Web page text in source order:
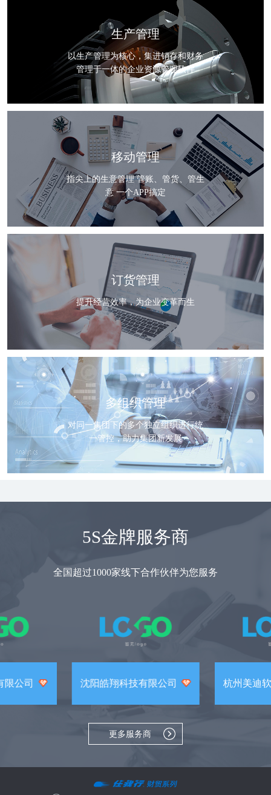
生产管理
以生产管理为核心，集进销存和财务
管理于一体的企业资源管理软件
移动管理
指尖上的生意管理 管账、管货、管生
意 一个APP搞定
订货管理
提升经营效率，为企业变革而生
多组织管理
对同一集团下的多个独立组织进行统
一管控，助力集团新发展
5S金牌服务商
全国超过1000家线下合作伙伴为您服务
限公司 沈阳皓翔科技有限公司 杭州美迪
更多服务商